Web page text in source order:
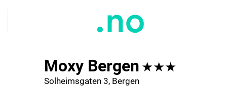
Moxy Bergen ★★★
Solheimsgaten 3, Bergen